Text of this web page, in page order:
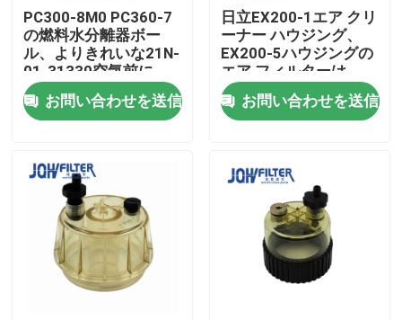
工場 ツアー
品質管理
ニュース
引金 を 求め て ください
PC300-8M0 PC360-7
の燃料水分離器ボー
ル、よりきれいな21N-
01-31330空気前に
お問い合わせを送信
日立EX200-1エア クリ
ーナー ハウジング、
EX200-5ハウジングの
エア フィルターは
4286128 4286130に
合ったお問い合わせを送信